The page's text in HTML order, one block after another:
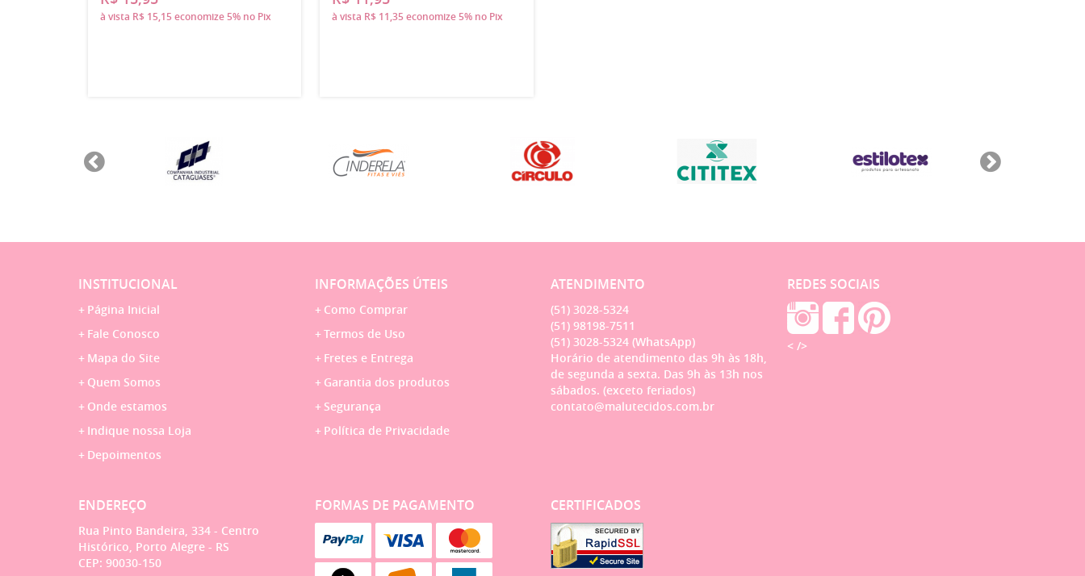
à vista R$ 15,15economize5% no Pix à vista R$ 11,35economize5% no Pix
INSTITUCIONAL
Página Inicial
Fale Conosco
Mapa do Site
Quem Somos
Onde estamos
Indique nossa Loja
Depoimentos
INFORMAÇÕES ÚTEIS
Como Comprar
Termos de Uso
Fretes e Entrega
Garantia dos produtos
Segurança
Política de Privacidade
ATENDIMENTO
(51) 3028-5324
(51) 98198-7511
(51) 3028-5324 (WhatsApp)
Horário de atendimento das 9h às 18h,
de segunda a sexta. Das 9h às 13h nos
sábados. (exceto feriados)
contato@malutecidos.com.br
REDES SOCIAIS
< />
ENDEREÇO
Rua Pinto Bandeira, 334 - Centro
Histórico, Porto Alegre - RS
CEP: 90030-150
FORMAS DE PAGAMENTO CERTIFICADOS